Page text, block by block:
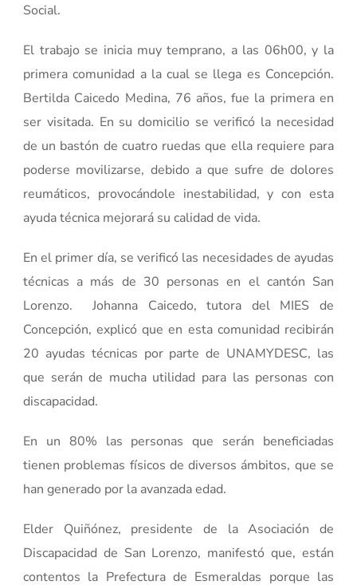
Social.
El trabajo se inicia muy temprano, a las 06h00, y la
primera comunidad a la cual se llega es Concepción.
Bertilda Caicedo Medina, 76 años, fue la primera en
ser visitada. En su domicilio se verificó la necesidad
de un bastón de cuatro ruedas que ella requiere para
poderse movilizarse, debido a que sufre de dolores
reumáticos, provocándole inestabilidad, y con esta
ayuda técnica mejorará su calidad de vida.
En el primer día, se verificó las necesidades de ayudas
técnicas a más de 30 personas en el cantón San
Lorenzo. Johanna Caicedo, tutora del MIES de
Concepción, explicó que en esta comunidad recibirán
20 ayudas técnicas por parte de UNAMYDESC, las
que serán de mucha utilidad para las personas con
discapacidad.
En un 80% las personas que serán beneficiadas
tienen problemas físicos de diversos ámbitos, que se
han generado por la avanzada edad.
Elder Quiñónez, presidente de la Asociación de
Discapacidad de San Lorenzo, manifestó que, están
contentos la Prefectura de Esmeraldas porque las